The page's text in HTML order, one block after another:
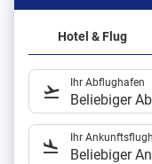
Hotel & Flug
Ihr Abflughafen
Beliebiger
Ihr
Beliebiger